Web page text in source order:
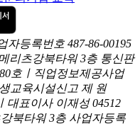
등록번호 487-86-00195
리츠강북타워 3층 통신판
호ㅣ직업정보제공사업
교육시설신고 제 원
대표이사 이재성 04512
북타워 3층 사업자등록